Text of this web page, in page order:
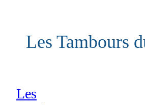
contenuLes Tambours
Les